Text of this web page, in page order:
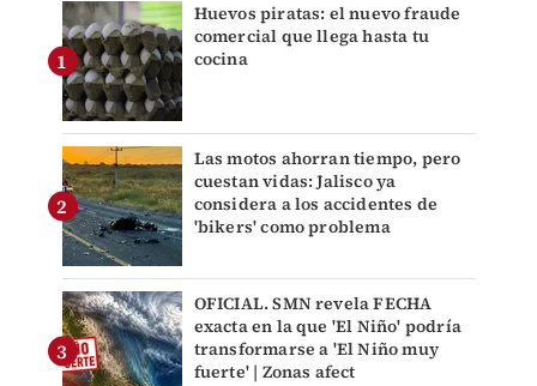
Huevos piratas: el nuevo fraude
comercial que llega hasta tu
cocina
Las motos ahorran tiempo, pero
cuestan vidas: Jalisco ya
considera a los accidentes de
'bikers' como problema
OFICIAL. SMN revela FECHA
exacta en la que 'El Niño' podría
transformarse a 'El Niño muy
fuerte' | Zonas afect